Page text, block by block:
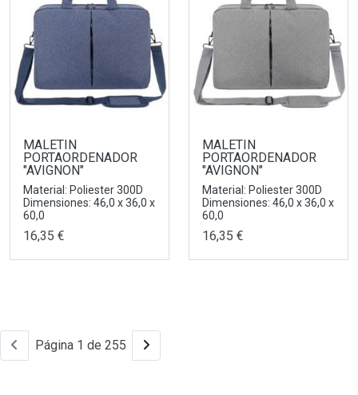
MALETIN
PORTAORDENADOR
"AVIGNON"
Material: Poliester 300D
Dimensiones: 46,0 x 36,0 x
60,0
16,35 €
MALETIN
PORTAORDENADOR
"AVIGNON"
Material: Poliester 300D
Dimensiones: 46,0 x 36,0 x
60,0
16,35 €
Página 1 de 255